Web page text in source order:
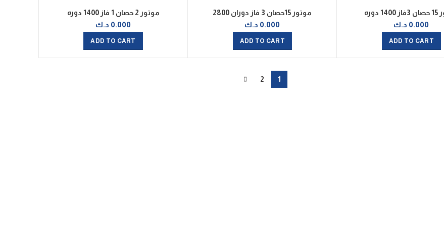
دوره
0.000 د.ك
ADD TO CART
موتور 15حصان 3 فاز دوران 2800
0.000 د.ك
ADD TO CART
موتور 2 حصان 1 فاز 1400 دوره
0.000 د.ك
ADD TO CART
1
2